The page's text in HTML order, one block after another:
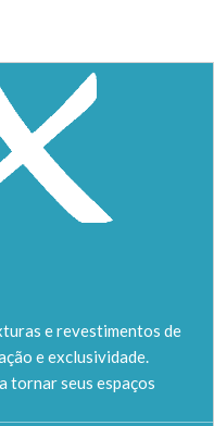
e revestimentos de
e exclusividade.
tornar seus espaços